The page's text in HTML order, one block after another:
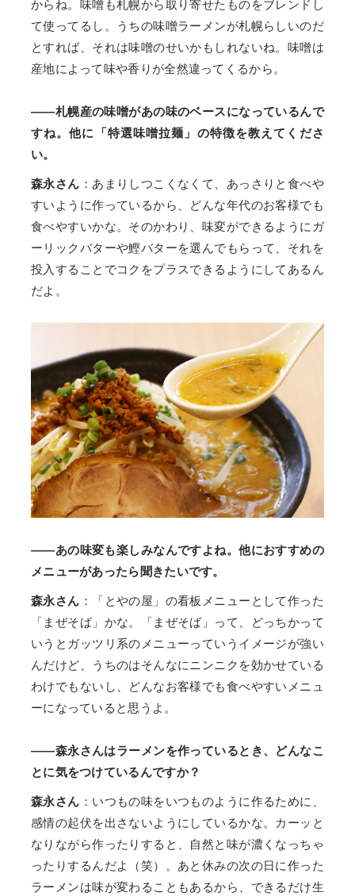
からね。味噌も札幌から取り寄せたものをブレンドし
て使ってるし。うちの味噌ラーメンが札幌らしいのだ
とすれば、それは味噌のせいかもしれないね。味噌は
産地によって味や香りが全然違ってくるから。
——札幌産の味噌があの味のベースになっているんで
すね。他に「特選味噌拉麺」の特徴を教えてくださ
い。
森永さん ：あまりしつこくなくて、あっさりと食べや
すいように作っているから、どんな年代のお客様でも
食べやすいかな。そのかわり、味変ができるようにガ
ーリックバターや鰹バターを選んでもらって、それを
投入することでコクをプラスできるようにしてあるん
だよ。
——あの味変も楽しみなんですよね。他におすすめの
メニューがあったら聞きたいです。
森永さん ：「とやの屋」の看板メニューとして作った
「まぜそば」かな。「まぜそば」って、どっちかって
いうとガッツリ系のメニューっていうイメージが強い
んだけど、うちのはそんなにニンニクを効かせている
わけでもないし、どんなお客様でも食べやすいメニュ
ーになっていると思うよ。
——森永さんはラーメンを作っているとき、どんなこ
とに気をつけているんですか？
森永さん ：いつもの味をいつものように作るために、
感情の起伏を出さないようにしているかな。カーッと
なりながら作ったりすると、自然と味が濃くなっちゃ
ったりするんだよ（笑）。あと休みの次の日に作った
ラーメンは味が変わることもあるから、できるだけ生